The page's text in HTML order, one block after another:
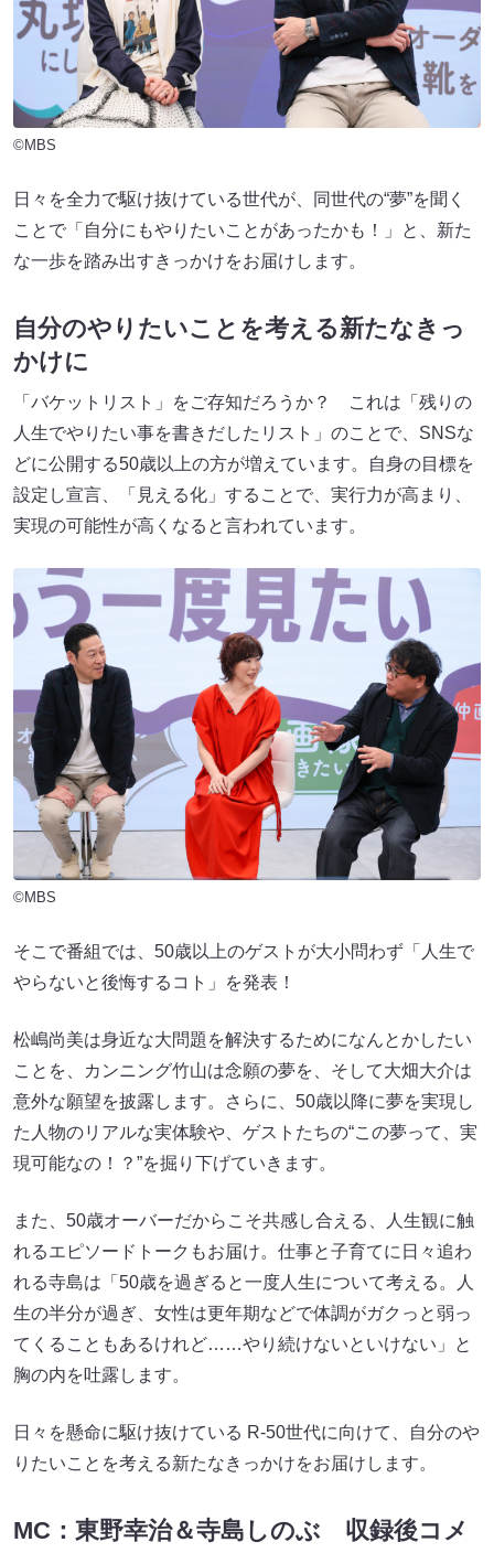
©MBS
日々を全力で駆け抜けている世代が、同世代の“夢”を聞く
ことで「自分にもやりたいことがあったかも！」と、新た
な一歩を踏み出すきっかけをお届けします。
自分のやりたいことを考える新たなきっ
かけに
「バケットリスト」をご存知だろうか？ これは「残りの
人生でやりたい事を書きだしたリスト」のことで、SNSな
どに公開する50歳以上の方が増えています。自身の目標を
設定し宣言、「見える化」することで、実行力が高まり、
実現の可能性が高くなると言われています。
©MBS
そこで番組では、50歳以上のゲストが大小問わず「人生で
やらないと後悔するコト」を発表！
松嶋尚美は身近な大問題を解決するためになんとかしたい
ことを、カンニング竹山は念願の夢を、そして大畑大介は
意外な願望を披露します。さらに、50歳以降に夢を実現し
た人物のリアルな実体験や、ゲストたちの“この夢って、実
現可能なの！？”を掘り下げていきます。
また、50歳オーバーだからこそ共感し合える、人生観に触
れるエピソードトークもお届け。仕事と子育てに日々追わ
れる寺島は「50歳を過ぎると一度人生について考える。人
生の半分が過ぎ、女性は更年期などで体調がガクっと弱っ
てくることもあるけれど……やり続けないといけない」と
胸の内を吐露します。
日々を懸命に駆け抜けている R-50世代に向けて、自分のや
りたいことを考える新たなきっかけをお届けします。
MC：東野幸治＆寺島しのぶ 収録後コメ